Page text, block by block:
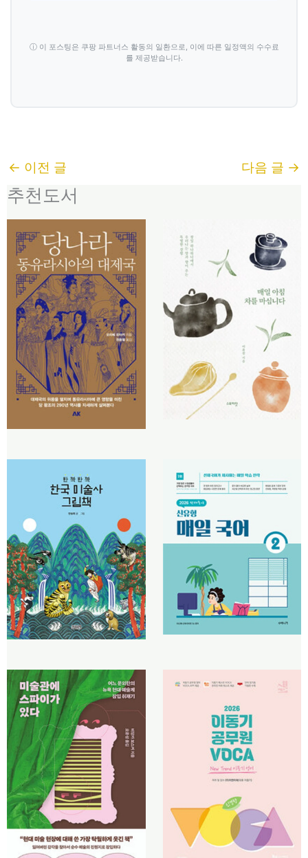
ⓘ 이 포스팅은 쿠팡 파트너스 활동의 일환으로, 이에 따른 일정액의 수수료
를 제공받습니다.
← 이전 글 다음 글 →
추천도서